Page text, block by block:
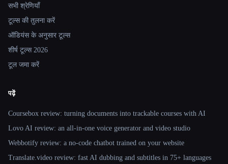
सभी श्रेणियाँ
टूल्स की तुलना करें
ऑडियंस के अनुसार टूल्स
शीर्ष टूल्स 2026
टूल जमा करें
पढ़ें
Coursebox review: turning documents into trackable courses with AI
Lovo AI review: an all-in-one voice generator and video studio
Webbotify review: a no-code chatbot trained on your website
Translate.video review: fast AI dubbing and subtitles in 75+ languages